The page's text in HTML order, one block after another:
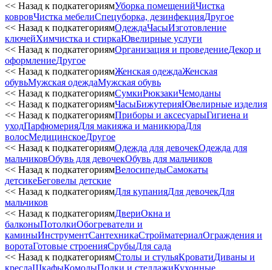
<< Назад к подкатегориямУборка помещенийЧистка
ковровЧистка мебелиСпецуборка, дезинфекцияДругое
<< Назад к подкатегориямОдеждаЧасыИзготовление
ключейХимчистка и стиркаЮвелирные услуги
<< Назад к подкатегориямОрганизация и проведениеДекор и
оформлениеДругое
<< Назад к подкатегориямЖенская одеждаЖенская
обувьМужская одеждаМужская обувь
<< Назад к подкатегориямСумкиРюкзакиЧемоданы
<< Назад к подкатегориямЧасыБижутерияЮвелирные изделия
<< Назад к подкатегориямПриборы и аксесуарыГигиена и
уходПарфюмерияДля макияжа и маникюраДля
волосМедицинскоеДругое
<< Назад к подкатегориямОдежда для девочекОдежда для
мальчиковОбувь для девочекОбувь для мальчиков
<< Назад к подкатегориямВелосипедыСамокаты
детсикеБеговелы детские
<< Назад к подкатегориямДля купанияДля девочекДля
мальчиков
<< Назад к подкатегориямДвериОкна и
балконыПотолкиОбогреватели и
каминыИнструментСантехникаСтройматериалОграждения и
воротаГотовые строенияСрубыДля сада
<< Назад к подкатегориямСтолы и стульяКроватиДиваны и
креслаШкафыКомодыПолки и стеллажиКухонные